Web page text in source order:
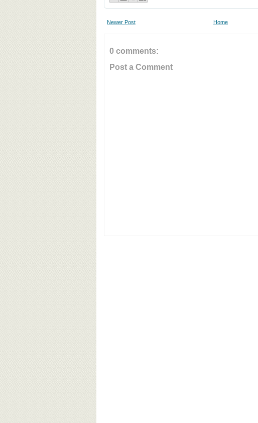
Newer Post Home
0 comments:
Post a Comment